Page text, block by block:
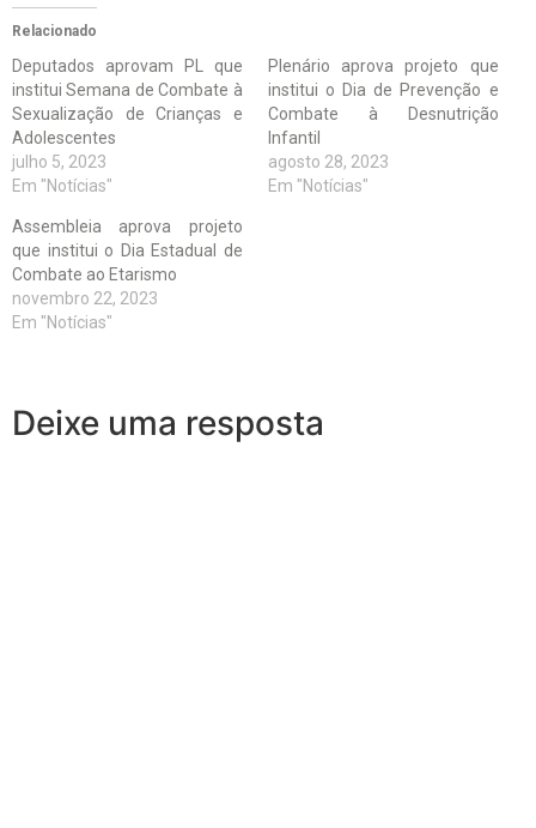
Relacionado
Deputados aprovam PL que
institui Semana de Combate à
Sexualização de Crianças e
Adolescentes
julho 5, 2023
Em "Notícias"
Plenário aprova projeto que
institui o Dia de Prevenção e
Combate à Desnutrição
Infantil
agosto 28, 2023
Em "Notícias"
Assembleia aprova projeto
que institui o Dia Estadual de
Combate ao Etarismo
novembro 22, 2023
Em "Notícias"
Deixe uma resposta